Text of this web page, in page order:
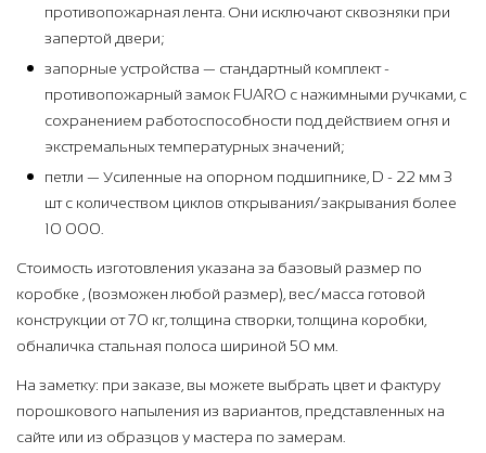
противопожарная лента. Они исключают сквозняки при
запертой двери;
запорные устройства — стандартный комплект -
противопожарный замок FUARO с нажимными ручками, с
сохранением работоспособности под действием огня и
экстремальных температурных значений;
петли — Усиленные на опорном подшипнике, D - 22 мм 3
шт с количеством циклов открывания/закрывания более
10 000.
Стоимость изготовления указана за базовый размер по
коробке , (возможен любой размер), вес/масса готовой
конструкции от 70 кг, толщина створки, толщина коробки,
обналичка стальная полоса шириной 50 мм.
На заметку: при заказе, вы можете выбрать цвет и фактуру
порошкового напыления из вариантов, представленных на
сайте или из образцов у мастера по замерам.